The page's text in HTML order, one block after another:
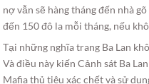
nợ vẫn sẽ hàng tháng đến nhà
đến 150 đô la mỗi tháng, nếu
Tại những nghĩa trang Ba Lan
Và điều này kiến Cảnh sát Ba
Mafia thủ tiêu xác chết và sử